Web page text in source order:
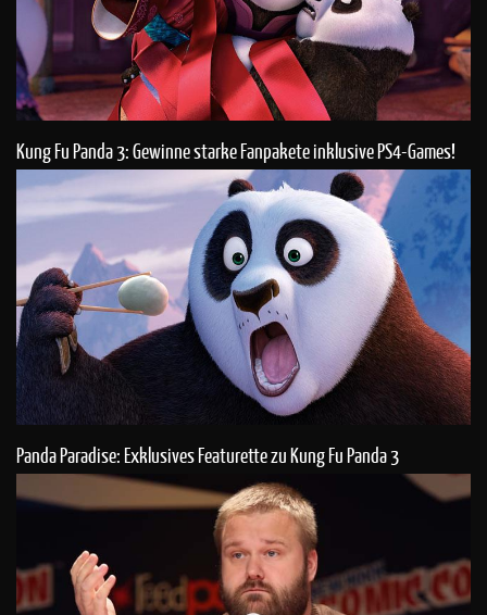
Kung Fu Panda 3: Gewinne starke Fanpakete inklusive PS4-Games!
Panda Paradise: Exklusives Featurette zu Kung Fu Panda 3